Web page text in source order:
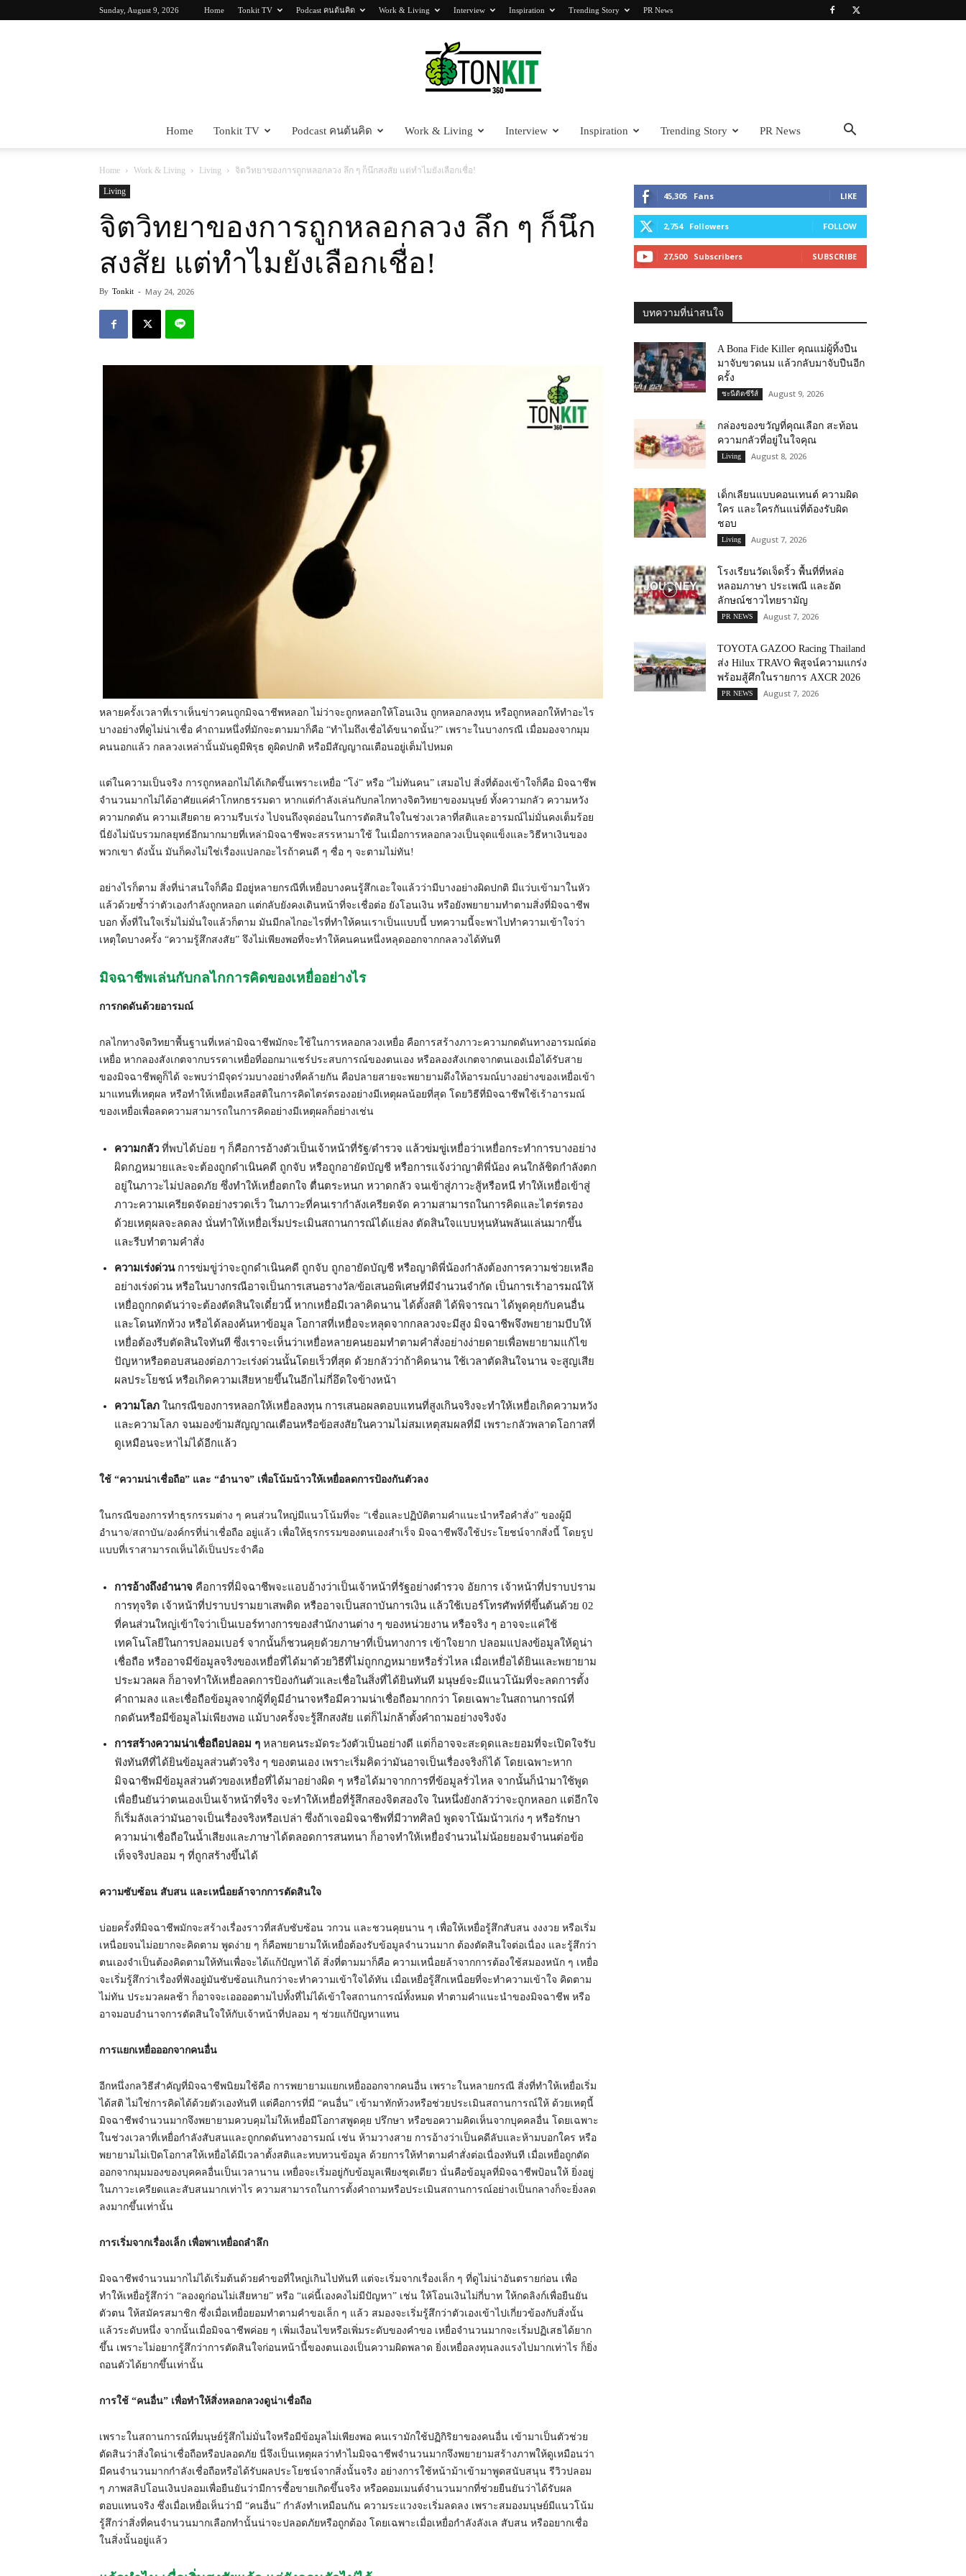
Sunday, August 9, 2026 Home Tonkit TV Podcast คนต้นคิด Work & Living Interview Inspiration Trending Story PR News
Home Tonkit TV Podcast คนต้นคิด Work & Living Interview Inspiration Trending Story PR News
Home Work & Living Living จิตวิทยาของการถูกหลอกลวง ลึก ๆ ก็นึกสงสัย แต่ทำไมยังเลือกเชื่อ!
Living
จิตวิทยาของการถูกหลอกลวง ลึก ๆ ก็นึก
สงสัย แต่ทำไมยังเลือกเชื่อ!
By Tonkit - May 24, 2026
หลายครั้งเวลาที่เราเห็นข่าวคนถูกมิจฉาชีพหลอก ไม่ว่าจะถูกหลอกให้โอนเงิน ถูกหลอกลงทุน หรือถูกหลอกให้ทำอะไร
บางอย่างที่ดูไม่น่าเชื่อ คำถามหนึ่งที่มักจะตามมาก็คือ “ทำไมถึงเชื่อได้ขนาดนั้น?” เพราะในบางกรณี เมื่อมองจากมุม
คนนอกแล้ว กลลวงเหล่านั้นมันดูมีพิรุธ ดูผิดปกติ หรือมีสัญญาณเตือนอยู่เต็มไปหมด
แต่ในความเป็นจริง การถูกหลอกไม่ได้เกิดขึ้นเพราะเหยื่อ “โง่” หรือ “ไม่ทันคน” เสมอไป สิ่งที่ต้องเข้าใจก็คือ มิจฉาชีพ
จำนวนมากไม่ได้อาศัยแค่คำโกหกธรรมดา หากแต่กำลังเล่นกับกลไกทางจิตวิทยาของมนุษย์ ทั้งความกลัว ความหวัง
ความกดดัน ความเสียดาย ความรีบเร่ง ไปจนถึงจุดอ่อนในการตัดสินใจในช่วงเวลาที่สติและอารมณ์ไม่มั่นคงเต็มร้อย
นี่ยังไม่นับรวมกลยุทธ์อีกมากมายที่เหล่ามิจฉาชีพจะสรรหามาใช้ ในเมื่อการหลอกลวงเป็นจุดแข็งและวิธีหาเงินของ
พวกเขา ดังนั้น มันก็คงไม่ใช่เรื่องแปลกอะไรถ้าคนดี ๆ ซื่อ ๆ จะตามไม่ทัน!
อย่างไรก็ตาม สิ่งที่น่าสนใจก็คือ มีอยู่หลายกรณีที่เหยื่อบางคนรู้สึกเอะใจแล้วว่ามีบางอย่างผิดปกติ มีแว่บเข้ามาในหัว
แล้วด้วยซ้ำว่าตัวเองกำลังถูกหลอก แต่กลับยังคงเดินหน้าที่จะเชื่อต่อ ยังโอนเงิน หรือยังพยายามทำตามสิ่งที่มิจฉาชีพ
บอก ทั้งที่ในใจเริ่มไม่มั่นใจแล้วก็ตาม มันมีกลไกอะไรที่ทำให้คนเราเป็นแบบนี้ บทความนี้จะพาไปทำความเข้าใจว่า
เหตุใดบางครั้ง “ความรู้สึกสงสัย” จึงไม่เพียงพอที่จะทำให้คนคนหนึ่งหลุดออกจากกลลวงได้ทันที
มิจฉาชีพเล่นกับกลไกการคิดของเหยื่ออย่างไร
การกดดันด้วยอารมณ์
กลไกทางจิตวิทยาพื้นฐานที่เหล่ามิจฉาชีพมักจะใช้ในการหลอกลวงเหยื่อ คือการสร้างภาวะความกดดันทางอารมณ์ต่อ
เหยื่อ หากลองสังเกตจากบรรดาเหยื่อที่ออกมาแชร์ประสบการณ์ของตนเอง หรือลองสังเกตจากตนเองเมื่อได้รับสาย
ของมิจฉาชีพดูก็ได้ จะพบว่ามีจุดร่วมบางอย่างที่คล้ายกัน คือปลายสายจะพยายามดึงให้อารมณ์บางอย่างของเหยื่อเข้า
มาแทนที่เหตุผล หรือทำให้เหยื่อเหลือสติในการคิดไตร่ตรองอย่างมีเหตุผลน้อยที่สุด โดยวิธีที่มิจฉาชีพใช้เร้าอารมณ์
ของเหยื่อเพื่อลดความสามารถในการคิดอย่างมีเหตุผลก็อย่างเช่น
ความกลัว ที่พบได้บ่อย ๆ ก็คือการอ้างตัวเป็นเจ้าหน้าที่รัฐ/ตำรวจ แล้วข่มขู่เหยื่อว่าเหยื่อกระทำการบางอย่าง
ผิดกฎหมายและจะต้องถูกดำเนินคดี ถูกจับ หรือถูกอายัดบัญชี หรือการแจ้งว่าญาติพี่น้อง คนใกล้ชิดกำลังตก
อยู่ในภาวะไม่ปลอดภัย ซึ่งทำให้เหยื่อตกใจ ตื่นตระหนก หวาดกลัว จนเข้าสู่ภาวะสู้หรือหนี ทำให้เหยื่อเข้าสู่
ภาวะความเครียดจัดอย่างรวดเร็ว ในภาวะที่คนเรากำลังเครียดจัด ความสามารถในการคิดและไตร่ตรอง
ด้วยเหตุผลจะลดลง นั่นทำให้เหยื่อเริ่มประเมินสถานการณ์ได้แย่ลง ตัดสินใจแบบหุนหันพลันแล่นมากขึ้น
และรีบทำตามคำสั่ง
ความเร่งด่วนการข่มขู่ว่าจะถูกดำเนินคดี ถูกจับ ถูกอายัดบัญชี หรือญาติพี่น้องกำลังต้องการความช่วยเหลือ
อย่างเร่งด่วน หรือในบางกรณีอาจเป็นการเสนอรางวัล/ข้อเสนอพิเศษที่มีจำนวนจำกัด เป็นการเร้าอารมณ์ให้
เหยื่อถูกกดดันว่าจะต้องตัดสินใจเดี๋ยวนี้ หากเหยื่อมีเวลาคิดนาน ได้ตั้งสติ ได้พิจารณา ได้พูดคุยกับคนอื่น
และโดนทักท้วง หรือได้ลองค้นหาข้อมูล โอกาสที่เหยื่อจะหลุดจากกลลวงจะมีสูง มิจฉาชีพจึงพยายามบีบให้
เหยื่อต้องรีบตัดสินใจทันที ซึ่งเราจะเห็นว่าเหยื่อหลายคนยอมทำตามคำสั่งอย่างง่ายดายเพื่อพยายามแก้ไข
ปัญหาหรือตอบสนองต่อภาวะเร่งด่วนนั้นโดยเร็วที่สุด ด้วยกลัวว่าถ้าคิดนาน ใช้เวลาตัดสินใจนาน จะสูญเสีย
ผลประโยชน์ หรือเกิดความเสียหายขึ้นในอีกไม่กี่อึดใจข้างหน้า
ความโลภ ในกรณีของการหลอกให้เหยื่อลงทุน การเสนอผลตอบแทนที่สูงเกินจริงจะทำให้เหยื่อเกิดความหวัง
และความโลภ จนมองข้ามสัญญาณเตือนหรือข้อสงสัยในความไม่สมเหตุสมผลที่มี เพราะกลัวพลาดโอกาสที่
ดูเหมือนจะหาไม่ได้อีกแล้ว
ใช้ “ความน่าเชื่อถือ” และ “อำนาจ” เพื่อโน้มน้าวให้เหยื่อลดการป้องกันตัวลง
ในกรณีของการทำธุรกรรมต่าง ๆ คนส่วนใหญ่มีแนวโน้มที่จะ “เชื่อและปฏิบัติตามคำแนะนำหรือคำสั่ง” ของผู้มี
อำนาจ/สถาบัน/องค์กรที่น่าเชื่อถือ อยู่แล้ว เพื่อให้ธุรกรรมของตนเองสำเร็จ มิจฉาชีพจึงใช้ประโยชน์จากสิ่งนี้ โดยรูป
แบบที่เราสามารถเห็นได้เป็นประจำคือ
การอ้างถึงอำนาจ คือการที่มิจฉาชีพจะแอบอ้างว่าเป็นเจ้าหน้าที่รัฐอย่างตำรวจ อัยการ เจ้าหน้าที่ปราบปราม
การทุจริต เจ้าหน้าที่ปราบปรามยาเสพติด หรืออาจเป็นสถาบันการเงิน แล้วใช้เบอร์โทรศัพท์ที่ขึ้นต้นด้วย 02
ที่คนส่วนใหญ่เข้าใจว่าเป็นเบอร์ทางการของสำนักงานต่าง ๆ ของหน่วยงาน หรือจริง ๆ อาจจะแค่ใช้
เทคโนโลยีในการปลอมเบอร์ จากนั้นก็ชวนคุยด้วยภาษาที่เป็นทางการ เข้าใจยาก ปลอมแปลงข้อมูลให้ดูน่า
เชื่อถือ หรืออาจมีข้อมูลจริงของเหยื่อที่ได้มาด้วยวิธีที่ไม่ถูกกฎหมายหรือรั่วไหล เมื่อเหยื่อได้ยินและพยายาม
ประมวลผล ก็อาจทำให้เหยื่อลดการป้องกันตัวและเชื่อในสิ่งที่ได้ยินทันที มนุษย์จะมีแนวโน้มที่จะลดการตั้ง
คำถามลง และเชื่อถือข้อมูลจากผู้ที่ดูมีอำนาจหรือมีความน่าเชื่อถือมากกว่า โดยเฉพาะในสถานการณ์ที่
กดดันหรือมีข้อมูลไม่เพียงพอ แม้บางครั้งจะรู้สึกสงสัย แต่ก็ไม่กล้าตั้งคำถามอย่างจริงจัง
การสร้างความน่าเชื่อถือปลอม ๆ หลายคนระมัดระวังตัวเป็นอย่างดี แต่ก็อาจจะสะดุดและยอมที่จะเปิดใจรับ
ฟังทันทีที่ได้ยินข้อมูลส่วนตัวจริง ๆ ของตนเอง เพราะเริ่มคิดว่ามันอาจเป็นเรื่องจริงก็ได้ โดยเฉพาะหาก
มิจฉาชีพมีข้อมูลส่วนตัวของเหยื่อที่ได้มาอย่างผิด ๆ หรือได้มาจากการที่ข้อมูลรั่วไหล จากนั้นก็นำมาใช้พูด
เพื่อยืนยันว่าตนเองเป็นเจ้าหน้าที่จริง จะทำให้เหยื่อที่รู้สึกสองจิตสองใจ ในหนึ่งยังกลัวว่าจะถูกหลอก แต่อีกใจ
ก็เริ่มลังเลว่ามันอาจเป็นเรื่องจริงหรือเปล่า ซึ่งถ้าเจอมิจฉาชีพที่มีวาทศิลป์ พูดจาโน้มน้าวเก่ง ๆ หรือรักษา
ความน่าเชื่อถือในน้ำเสียงและภาษาได้ตลอดการสนทนา ก็อาจทำให้เหยื่อจำนวนไม่น้อยยอมจำนนต่อข้อ
เท็จจริงปลอม ๆ ที่ถูกสร้างขึ้นได้
ความซับซ้อน สับสน และเหนื่อยล้าจากการตัดสินใจ
บ่อยครั้งที่มิจฉาชีพมักจะสร้างเรื่องราวที่สลับซับซ้อน วกวน และชวนคุยนาน ๆ เพื่อให้เหยื่อรู้สึกสับสน งงงวย หรือเริ่ม
เหนื่อยจนไม่อยากจะคิดตาม พูดง่าย ๆ ก็คือพยายามให้เหยื่อต้องรับข้อมูลจำนวนมาก ต้องตัดสินใจต่อเนื่อง และรู้สึกว่า
ตนเองจำเป็นต้องคิดตามให้ทันเพื่อจะได้แก้ปัญหาได้ สิ่งที่ตามมาก็คือ ความเหนื่อยล้าจากการต้องใช้สมองหนัก ๆ เหยื่อ
จะเริ่มรู้สึกว่าเรื่องที่ฟังอยู่มันซับซ้อนเกินกว่าจะทำความเข้าใจได้ทัน เมื่อเหยื่อรู้สึกเหนื่อยที่จะทำความเข้าใจ คิดตาม
ไม่ทัน ประมวลผลช้า ก็อาจจะเออออตามไปทั้งที่ไม่ได้เข้าใจสถานการณ์ทั้งหมด ทำตามคำแนะนำของมิจฉาชีพ หรือ
อาจมอบอำนาจการตัดสินใจให้กับเจ้าหน้าที่ปลอม ๆ ช่วยแก้ปัญหาแทน
การแยกเหยื่อออกจากคนอื่น
อีกหนึ่งกลวิธีสำคัญที่มิจฉาชีพนิยมใช้คือ การพยายามแยกเหยื่อออกจากคนอื่น เพราะในหลายกรณี สิ่งที่ทำให้เหยื่อเริ่ม
ได้สติ ไม่ใช่การคิดได้ด้วยตัวเองทันที แต่คือการที่มี “คนอื่น” เข้ามาทักท้วงหรือช่วยประเมินสถานการณ์ให้ ด้วยเหตุนี้
มิจฉาชีพจำนวนมากจึงพยายามควบคุมไม่ให้เหยื่อมีโอกาสพูดคุย ปรึกษา หรือขอความคิดเห็นจากบุคคลอื่น โดยเฉพาะ
ในช่วงเวลาที่เหยื่อกำลังสับสนและถูกกดดันทางอารมณ์ เช่น ห้ามวางสาย การอ้างว่าเป็นคดีลับและห้ามบอกใคร หรือ
พยายามไม่เปิดโอกาสให้เหยื่อได้มีเวลาตั้งสติและทบทวนข้อมูล ด้วยการให้ทำตามคำสั่งต่อเนื่องทันที เมื่อเหยื่อถูกตัด
ออกจากมุมมองของบุคคลอื่นเป็นเวลานาน เหยื่อจะเริ่มอยู่กับข้อมูลเพียงชุดเดียว นั่นคือข้อมูลที่มิจฉาชีพป้อนให้ ยิ่งอยู่
ในภาวะเครียดและสับสนมากเท่าไร ความสามารถในการตั้งคำถามหรือประเมินสถานการณ์อย่างเป็นกลางก็จะยิ่งลด
ลงมากขึ้นเท่านั้น
การเริ่มจากเรื่องเล็ก เพื่อพาเหยื่อถลำลึก
มิจฉาชีพจำนวนมากไม่ได้เริ่มต้นด้วยคำขอที่ใหญ่เกินไปทันที แต่จะเริ่มจากเรื่องเล็ก ๆ ที่ดูไม่น่าอันตรายก่อน เพื่อ
ทำให้เหยื่อรู้สึกว่า “ลองดูก่อนไม่เสียหาย” หรือ “แค่นี้เองคงไม่มีปัญหา” เช่น ให้โอนเงินไม่กี่บาท ให้กดลิงก์เพื่อยืนยัน
ตัวตน ให้สมัครสมาชิก ซึ่งเมื่อเหยื่อยอมทำตามคำขอเล็ก ๆ แล้ว สมองจะเริ่มรู้สึกว่าตัวเองเข้าไปเกี่ยวข้องกับสิ่งนั้น
แล้วระดับหนึ่ง จากนั้นเมื่อมิจฉาชีพค่อย ๆ เพิ่มเงื่อนไขหรือเพิ่มระดับของคำขอ เหยื่อจำนวนมากจะเริ่มปฏิเสธได้ยาก
ขึ้น เพราะไม่อยากรู้สึกว่าการตัดสินใจก่อนหน้านี้ของตนเองเป็นความผิดพลาด ยิ่งเหยื่อลงทุนลงแรงไปมากเท่าไร ก็ยิ่ง
ถอนตัวได้ยากขึ้นเท่านั้น
การใช้ “คนอื่น” เพื่อทำให้สิ่งหลอกลวงดูน่าเชื่อถือ
เพราะในสถานการณ์ที่มนุษย์รู้สึกไม่มั่นใจหรือมีข้อมูลไม่เพียงพอ คนเรามักใช้ปฏิกิริยาของคนอื่น เข้ามาเป็นตัวช่วย
ตัดสินว่าสิ่งใดน่าเชื่อถือหรือปลอดภัย นี่จึงเป็นเหตุผลว่าทำไมมิจฉาชีพจำนวนมากจึงพยายามสร้างภาพให้ดูเหมือนว่า
มีคนจำนวนมากกำลังเชื่อถือหรือได้รับผลประโยชน์จากสิ่งนั้นจริง อย่างการใช้หน้าม้าเข้ามาพูดสนับสนุน รีวิวปลอม
ๆ ภาพสลิปโอนเงินปลอมเพื่อยืนยันว่ามีการซื้อขายเกิดขึ้นจริง หรือคอมเมนต์จำนวนมากที่ช่วยยืนยันว่าได้รับผล
ตอบแทนจริง ซึ่งเมื่อเหยื่อเห็นว่ามี “คนอื่น” กำลังทำเหมือนกัน ความระแวงจะเริ่มลดลง เพราะสมองมนุษย์มีแนวโน้ม
รู้สึกว่าสิ่งที่คนจำนวนมากเลือกทำนั้นน่าจะปลอดภัยหรือถูกต้อง โดยเฉพาะเมื่อเหยื่อกำลังลังเล สับสน หรืออยากเชื่อ
ในสิ่งนั้นอยู่แล้ว
45,305 Fans LIKE
2,754 Followers FOLLOW
27,500 Subscribers SUBSCRIBE
บทความที่น่าสนใจ
A Bona Fide Killer คุณแม่ผู้ทิ้งปืน
มาจับขวดนม แล้วกลับมาจับปืนอีก
ครั้ง
ชะนีติดซีรีส์ August 9, 2026
กล่องของขวัญที่คุณเลือก สะท้อน
ความกลัวที่อยู่ในใจคุณ
Living August 8, 2026
เด็กเลียนแบบคอนเทนต์ ความผิด
ใคร และใครกันแน่ที่ต้องรับผิด
ชอบ
Living August 7, 2026
โรงเรียนวัดเจ็ดริ้ว พื้นที่ที่หล่อ
หลอมภาษา ประเพณี และอัต
ลักษณ์ชาวไทยรามัญ
PR NEWS August 7, 2026
TOYOTA GAZOO Racing Thailand
ส่ง Hilux TRAVO พิสูจน์ความแกร่ง
พร้อมสู้ศึกในรายการ AXCR 2026
PR NEWS August 7, 2026